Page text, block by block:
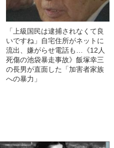
「上級国民は逮捕されなくて良
いですね」自宅住所がネットに
流出、嫌がらせ電話も…《12人
死傷の池袋暴走事故》飯塚幸三
の長男が直面した「加害者家族
への暴力」